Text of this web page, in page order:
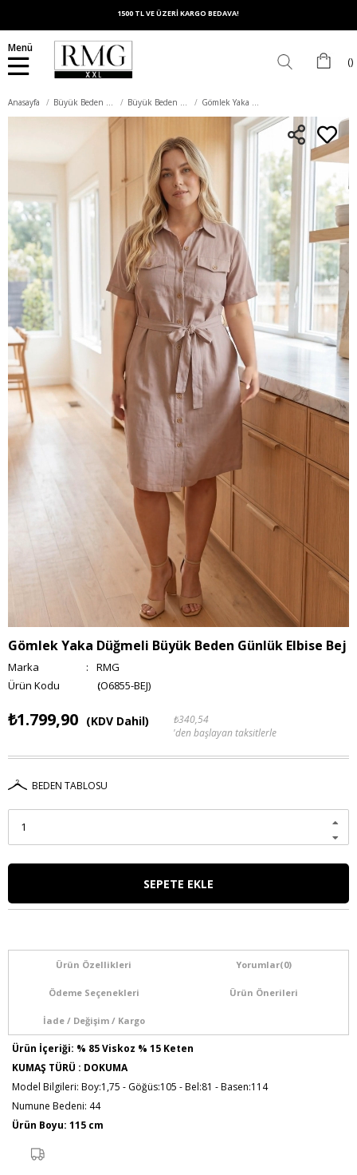
1500 TL VE ÜZERİ KARGO BEDAVA!
Menü
Anasayfa Büyük Beden Elbise Büyük Beden Günlük Elbise Gömlek Yaka Düğmeli Büyük Beden Günlük Elbise Bej
Gömlek Yaka Düğmeli Büyük Beden Günlük Elbise Bej
Marka :
RMG
(O6855-BEJ)
₺1.799,90 (KDV Dahil)
₺340,54
'den başlayan taksitlerle
BEDEN TABLOSU
Ürün Özellikleri Yorumlar(0)
Ödeme Seçenekleri Ürün Önerileri
İade / Değişim / Kargo
Ürün İçeriği: % 85 Viskoz % 15 Keten
KUMAŞ TÜRÜ : DOKUMA
Model Bilgileri: Boy:1,75 - Göğüs:105 - Bel:81 - Basen:114
Numune Bedeni: 44
Ürün Boyu: 115 cm